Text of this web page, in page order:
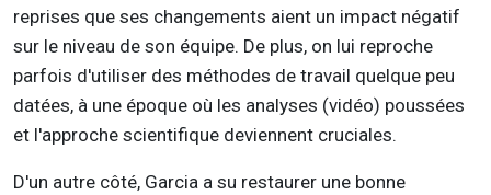
reprises que ses changements aient un impact négatif
sur le niveau de son équipe. De plus, on lui reproche
parfois d'utiliser des méthodes de travail quelque peu
datées, à une époque où les analyses (vidéo) poussées
et l'approche scientifique deviennent cruciales.
D'un autre côté, Garcia a su restaurer une bonne